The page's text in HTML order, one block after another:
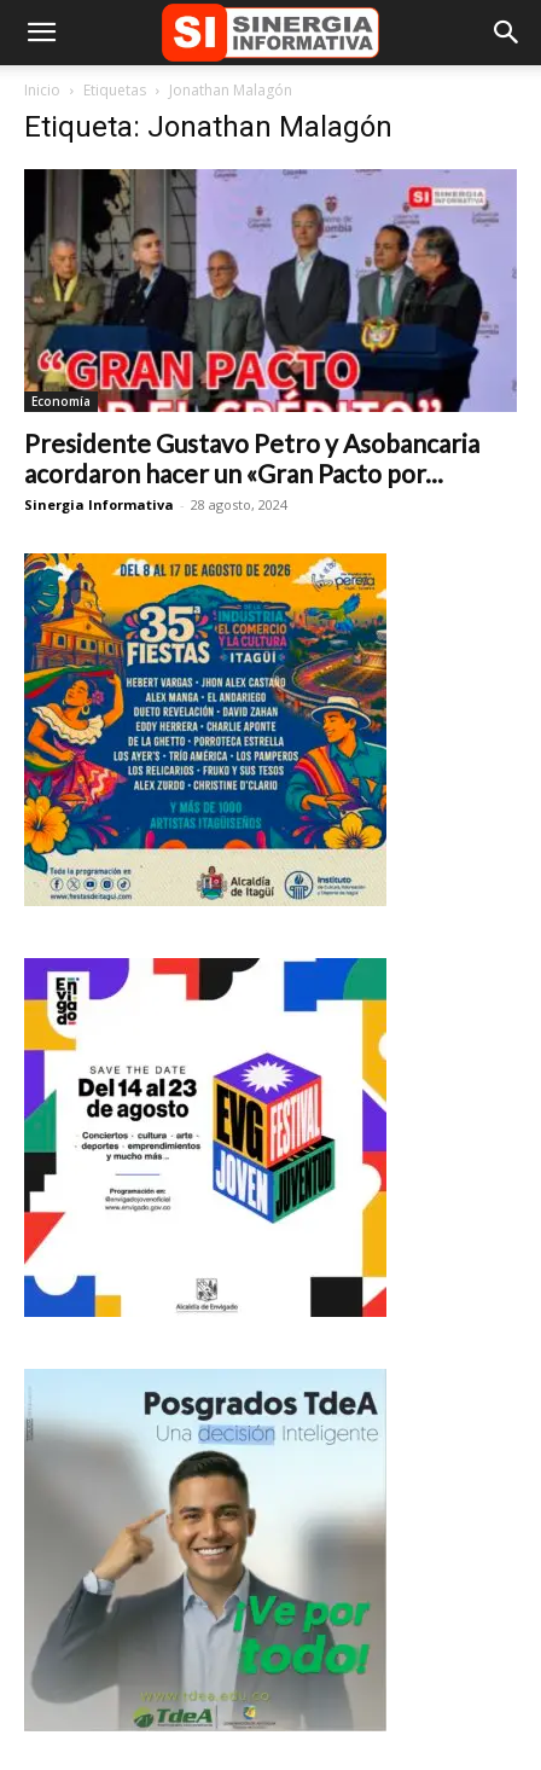
Inicio Etiquetas Jonathan Malagón
Etiqueta: Jonathan Malagón
Economía
Presidente Gustavo Petro y Asobancaria
acordaron hacer un «Gran Pacto por...
Sinergia Informativa - 28 agosto, 2024